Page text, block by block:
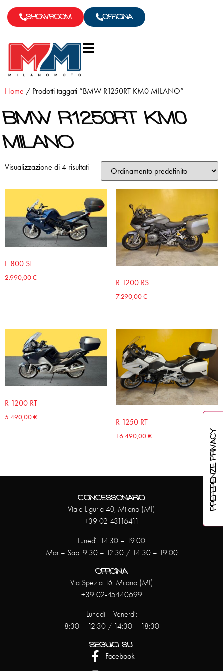
SHOWROOM OFFICINA
Home / Prodotti taggati “BMW R1250RT KM0 MILANO”
BMW R1250RT KM0
MILANO
Visualizzazione di 4 risultati
F 800 ST
2.990,00€
R 1200 RS
7.290,00€
R 1200 RT
5.490,00€
R 1250 RT
16.490,00€
CONCESSONARIO
Viale Liguria 40, Milano (MI)
+39 02-43116411
Lunedì: 14:30 – 19:00
Mar – Sab: 9:30 – 12:30 / 14:30 – 19:00
OFFICINA
Via Spezia 16, Milano (MI)
+39 02-45440699
Lunedì – Venerdì:
8:30 – 12:30 / 14:30 – 18:30
SEGUICI SU
Facebook